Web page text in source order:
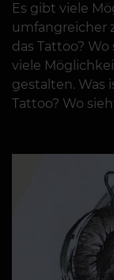
Es gibt viele
umfangreicher
das Tattoo?
viele
gestalten. Was
Tattoo? Wo